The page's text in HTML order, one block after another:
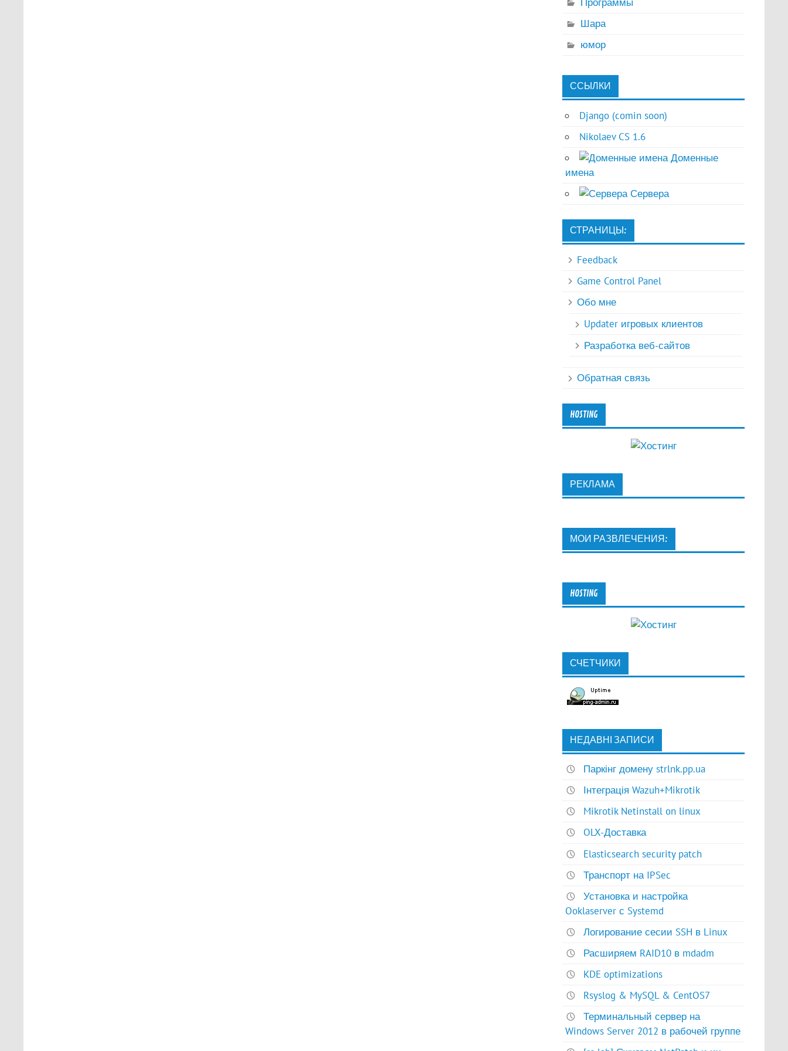
Шара
юмор
ССЫЛКИ
Django (comin soon)
Nikolaev CS 1.6
Доменные
имена
Сервера
СТРАНИЦЫ:
Feedback
Game Control Panel
Обо мне
Updater игровых клиентов
Разработка веб-сайтов
Обратная связь
HOSTING
РЕКЛАМА
МОИ РАЗВЛЕЧЕНИЯ:
HOSTING
СЧЕТЧИКИ
НЕДАВНІ ЗАПИСИ
Паркінг домену strlnk.pp.ua
Інтеграція Wazuh+Mikrotik
Mikrotik Netinstall on linux
OLX-Доставка
Elasticsearch security patch
Транспорт на IPSec
Установка и настройка
Ooklaserver с Systemd
Логирование сесии SSH в Linux
Расширяем RAID10 в mdadm
KDE optimizations
Rsyslog & MySQL & CentOS7
Терминальный сервер на
Windows Server 2012 в рабочей группе